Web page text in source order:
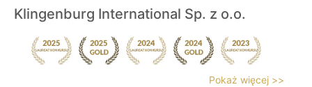
Klingenburg International Sp. z o.o.
Pokaż więcej >>